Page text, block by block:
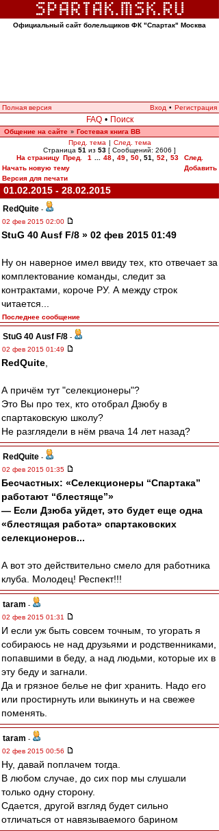
Официальный сайт болельщиков ФК "Спартак" Москва
Полная версия Вход • Регистрация
FAQ • Поиск
Общение на сайте » Гостевая книга ВВ
Пред. тема | След. тема
Страница 51 из 53 [ Сообщений: 2606 ]
На страницу Пред. 1 48 49 50 51 52 53
След.
Начать новую тему
Добавить
Версия для печати
01.02.2015 - 28.02.2015
RedQuite -
02 фев 2015 02:00
StuG 40 Ausf F/8 » 02 фев 2015 01:49
Ну он наверное имел ввиду тех, кто отвечает за
комплектование команды, следит за
контрактами, короче РУ. А между строк
читается...
Последнее сообщение
StuG 40 Ausf F/8 -
02 фев 2015 01:49
RedQuite
А причём тут "селекционеры"?
Это Вы про тех, кто отобрал Дзюбу в
спартаковскую школу?
Не разглядели в нём рвача 14 лет назад?
RedQuite -
02 фев 2015 01:35
Бесчастных: «Селекционеры “Спартака”
работают “блестяще”»
— Если Дзюба уйдет, это будет еще одна
«блестящая работа» спартаковских
селекционеров...
А вот это действительно смело для работника
клуба. Молодец! Респект!!!
taram -
02 фев 2015 01:31
И если уж быть совсем точным, то угорать я
собираюсь не над друзьями и родственниками,
попавшими в беду, а над людьми, которые их в
эту беду и загнали.
Да и грязное белье не фиг хранить. Надо его
или простирнуть или выкинуть и на свежее
поменять.
taram -
02 фев 2015 00:56
Ну, давай поплачем тогда.
В любом случае, до сих пор мы слушали
только одну сторону.
Сдается, другой взгляд будет сильно
отличаться от навязываемого барином